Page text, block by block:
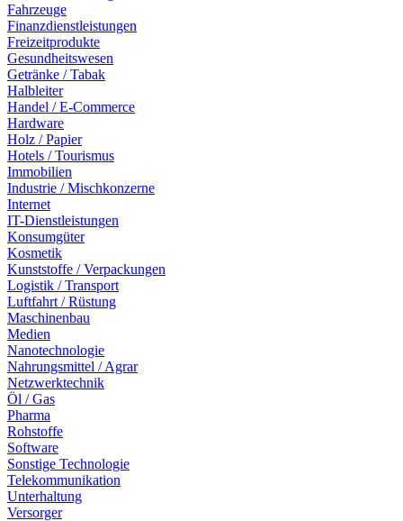
Fahrzeuge
Finanzdienstleistungen
Freizeitprodukte
Gesundheitswesen
Getränke / Tabak
Halbleiter
Handel / E-Commerce
Hardware
Holz / Papier
Hotels / Tourismus
Immobilien
Industrie / Mischkonzerne
Internet
IT-Dienstleistungen
Konsumgüter
Kosmetik
Kunststoffe / Verpackungen
Logistik / Transport
Luftfahrt / Rüstung
Maschinenbau
Medien
Nanotechnologie
Nahrungsmittel / Agrar
Netzwerktechnik
Öl / Gas
Pharma
Rohstoffe
Software
Sonstige Technologie
Telekommunikation
Unterhaltung
Versorger